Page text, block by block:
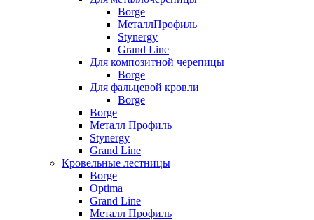
Borge
МеталлПрофиль
Stynergy
Grand Line
Для композитной черепицы
Borge
Для фальцевой кровли
Borge
Borge
Металл Профиль
Stynergy
Grand Line
Кровельные лестницы
Borge
Optima
Grand Line
Металл Профиль